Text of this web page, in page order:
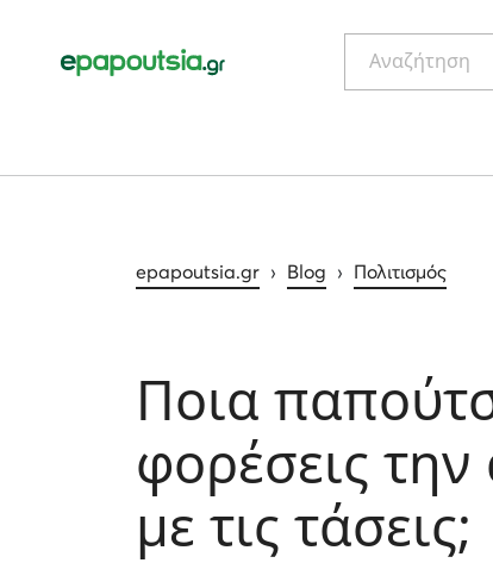
Αναζήτηση
epapoutsia.gr › Blog › Πολιτισμός
Ποια
φορέσεις
με τις τάσεις;